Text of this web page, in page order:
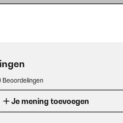
Beoordelingen
Je mening toevoegen